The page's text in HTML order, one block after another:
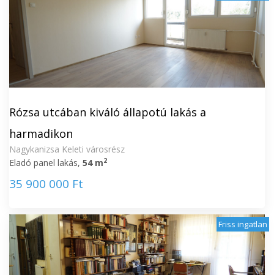
Rózsa utcában kiváló állapotú lakás a
harmadikon
Nagykanizsa Keleti városrész
Eladó panel lakás, 54 m2
35 900 000 Ft
Friss ingatlan